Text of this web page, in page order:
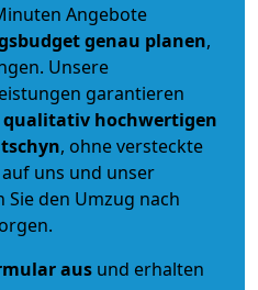
Angebote
genau planen,
Unsere
garantieren
qualitativ hochwertigen
, ohne versteckte
uns und unser
den Umzug nach
aus und erhalten